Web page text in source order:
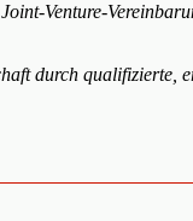
Venture-
durch qualifizierte,